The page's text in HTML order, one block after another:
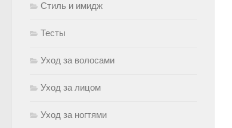
Стиль и имидж
Тесты
Уход за волосами
Уход за лицом
Уход за ногтями